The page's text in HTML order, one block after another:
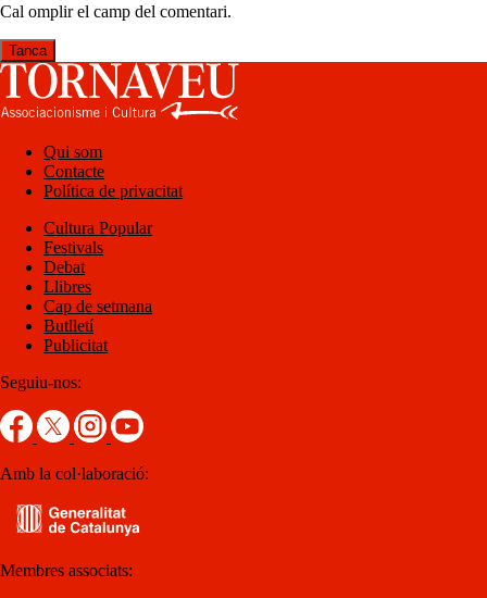
Cal omplir el camp del comentari.
Tanca
Qui som
Contacte
Política de privacitat
Cultura Popular
Festivals
Debat
Llibres
Cap de setmana
Butlletí
Publicitat
Seguiu-nos:
Amb la col·laboració:
Membres associats: